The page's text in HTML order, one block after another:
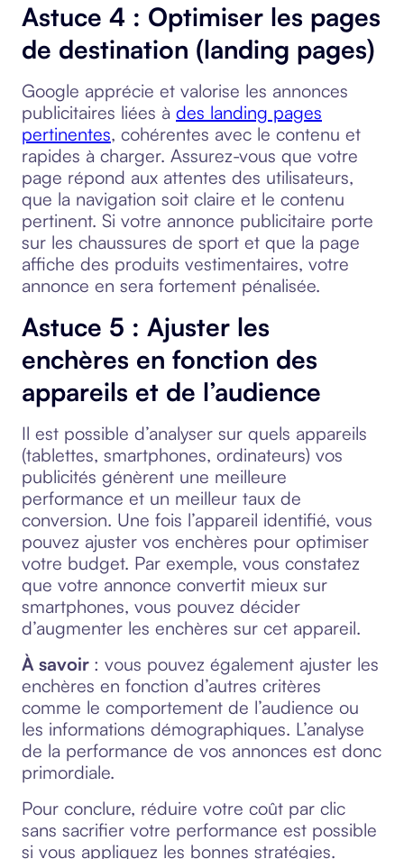
Astuce 4 : Optimiser les pages
de destination (landing pages)
Google apprécie et valorise les annonces
publicitaires liées à des landing pages
pertinentes, cohérentes avec le contenu et
rapides à charger. Assurez-vous que votre
page répond aux attentes des utilisateurs,
que la navigation soit claire et le contenu
pertinent. Si votre annonce publicitaire porte
sur les chaussures de sport et que la page
affiche des produits vestimentaires, votre
annonce en sera fortement pénalisée.
Astuce 5 : Ajuster les
enchères en fonction des
appareils et de l’audience
Il est possible d’analyser sur quels appareils
(tablettes, smartphones, ordinateurs) vos
publicités génèrent une meilleure
performance et un meilleur taux de
conversion. Une fois l’appareil identifié, vous
pouvez ajuster vos enchères pour optimiser
votre budget. Par exemple, vous constatez
que votre annonce convertit mieux sur
smartphones, vous pouvez décider
d’augmenter les enchères sur cet appareil.
À savoir : vous pouvez également ajuster les
enchères en fonction d’autres critères
comme le comportement de l’audience ou
les informations démographiques. L’analyse
de la performance de vos annonces est donc
primordiale.
Pour conclure, réduire votre coût par clic
sans sacrifier votre performance est possible
si vous appliquez les bonnes stratégies.